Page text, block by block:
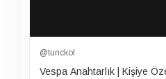
@tunckol
Vespa Anahtarlık | Kişiye